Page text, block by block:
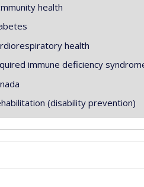
health
health
immune deficiency
(disability prevention)